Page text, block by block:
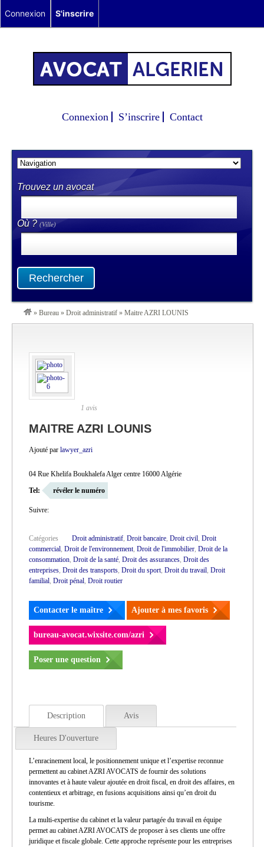
Connexion S’inscrire Contact
Trouvez un avocat
Où ? (Ville)
Rechercher
» Bureau » Droit administratif » Maitre AZRI LOUNIS
1 avis
MAITRE AZRI LOUNIS
Ajouté par lawyer_azri
04 Rue Khelifa Boukhalefa Alger centre 16000 Algérie
Tel:
révéler le numéro
Suivre:
Catégories Droit administratif, Droit bancaire, Droit civil, Droit
commercial, Droit de l'environnement, Droit de l'immobilier, Droit de la
consommation, Droit de la santé, Droit des assurances, Droit des
entreprises, Droit des transports, Droit du sport, Droit du travail, Droit
familial, Droit pénal, Droit routier
Contacter le maître Ajouter à mes favoris
bureau-avocat.wixsite.com/azri
Poser une question
Description Avis
Heures D'ouverture
L’enracinement local, le positionnement unique et l’expertise reconnue
permettent au cabinet AZRI AVOCATS de fournir des solutions
innovantes et à haute valeur ajoutée en droit fiscal, en droit des affaires, en
contentieux et arbitrage, en fusions acquisitions ainsi qu’en droit du
tourisme.
La multi-expertise du cabinet et la valeur partagée du travail en équipe
permet au cabinet AZRI AVOCATS de proposer à ses clients une offre
juridique et fiscale globale. Cette approche représente pour les entreprises
Connexion S'inscrire